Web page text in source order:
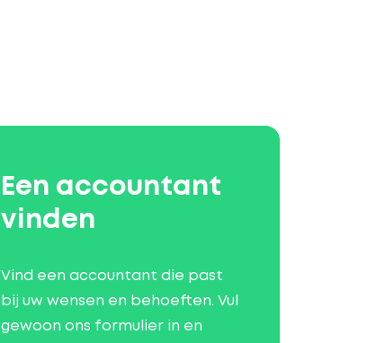
Een accountant
vinden
Vind een accountant die past
bij uw wensen en behoeften. Vul
gewoon ons formulier in en